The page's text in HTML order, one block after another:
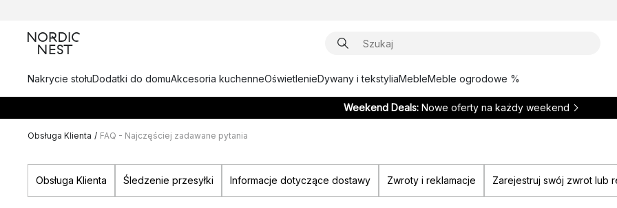
Nakrycie stołuDodatki do domuAkcesoria kuchenneOświetlenieDywany i tekstyliaMebleMeble ogrodowe %
Weekend Deals: Nowe oferty na każdy weekend
Obsługa Klienta / FAQ - Najczęściej zadawane pytania
Obsługa Klienta Śledzenie przesyłki Informacje dotyczące dostawy Zwroty i reklamacje Zarejestruj swój zwrot lub